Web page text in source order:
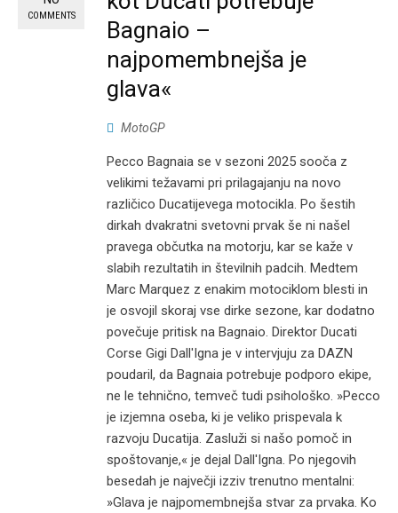
COMMENTS
Bagnaio –
najpomembnejša je
glava«
MotoGP
Pecco Bagnaia se v sezoni 2025 sooča z
velikimi težavami pri prilagajanju na novo
različico Ducatijevega motocikla. Po šestih
dirkah dvakratni svetovni prvak še ni našel
pravega občutka na motorju, kar se kaže v
slabih rezultatih in številnih padcih. Medtem
Marc Marquez z enakim motociklom blesti in
je osvojil skoraj vse dirke sezone, kar dodatno
povečuje pritisk na Bagnaio. Direktor Ducati
Corse Gigi Dall'Igna je v intervjuju za DAZN
poudaril, da Bagnaia potrebuje podporo ekipe,
ne le tehnično, temveč tudi psihološko. »Pecco
je izjemna oseba, ki je veliko prispevala k
razvoju Ducatija. Zasluži si našo pomoč in
spoštovanje,« je dejal Dall'Igna. Po njegovih
besedah je največji izziv trenutno mentalni:
»Glava je najpomembnejša stvar za prvaka. Ko